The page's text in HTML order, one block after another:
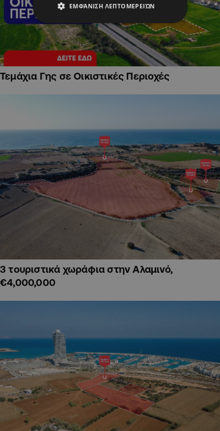
Τεμάχια Γης σε Οικιστικές Περιοχές
3 τουριστικά χωράφια στην Αλαμινό,
€4,000,000
ΕΜΦΆΝΙΣΗ ΛΕΠΤΟΜΕΡΕΙΏΝ